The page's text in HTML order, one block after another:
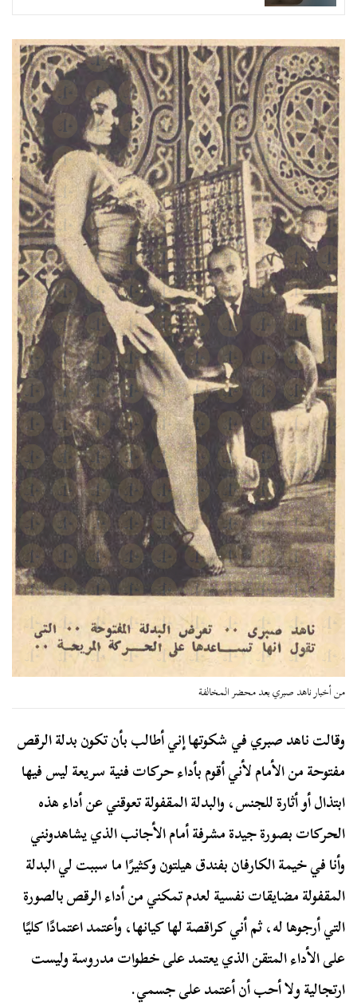
من أخبار ناهد صبري بعد محضر المخالفة
وقالت ناهد صبري في شكوتها إني أطالب بأن تكون بدلة الرقص
مفتوحة من الأمام لأني أقوم بأداء حركات فنية سريعة ليس فيها
ابتذال أو أثارة للجنس، والبدلة المقفولة تعوقني عن أداء هذه
الحركات بصورة جيدة مشرفة أمام الأجانب الذي يشاهدونني
وأنا في خيمة الكارفان بفندق هيلتون وكثيرًا ما سببت لي البدلة
المقفولة مضايقات نفسية لعدم تمكني من أداء الرقص بالصورة
التي أرجوها له، ثم أني كراقصة لها كيانها، وأعتمد اعتمادًا كليًا
على الأداء المتقن الذي يعتمد على خطوات مدروسة وليست
ارتجالية ولا أحب أن أعتمد على جسمي.